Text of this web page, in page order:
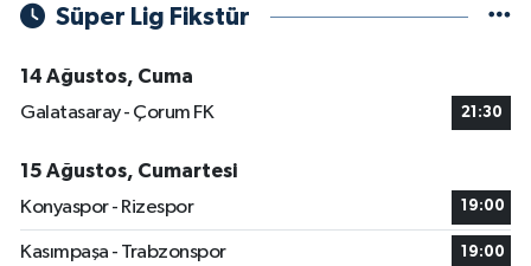
Süper Lig Fikstür
14 Ağustos, Cuma
Galatasaray - Çorum FK
21:30
15 Ağustos, Cumartesi
Konyaspor - Rizespor
19:00
Kasımpaşa - Trabzonspor 19:00